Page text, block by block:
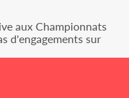
aux Championnats
d'engagements sur